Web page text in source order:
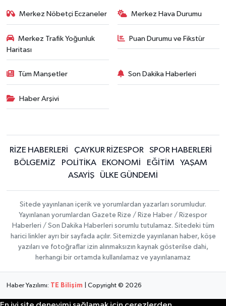
Merkez Nöbetçi Eczaneler Merkez Hava Durumu
Merkez Trafik Yoğunluk
Haritası
Puan Durumu ve Fikstür
Tüm Manşetler Son Dakika Haberleri
Haber Arşivi
RİZE HABERLERİ ÇAYKUR RİZESPOR
SPOR HABERLERİ
BÖLGEMİZ
POLİTİKA EKONOMİ EĞİTİM
YAŞAM
ASAYİŞ
ÜLKE GÜNDEMİ
Sitede yayınlanan içerik ve yorumlardan yazarları sorumludur.
Yayınlanan yorumlardan Gazete Rize / Rize Haber / Rizespor
Haberleri / Son Dakika Haberleri sorumlu tutulamaz. Sitedeki tüm
harici linkler ayrı bir sayfada açılır. Sitemizde yayınlanan haber, köşe
yazıları ve fotoğraflar izin alınmaksızın kaynak gösterilse dahi,
herhangi bir ortamda kullanılamaz ve yayınlanamaz
Haber Yazılımı: TE Bilişim | Copyright © 2026